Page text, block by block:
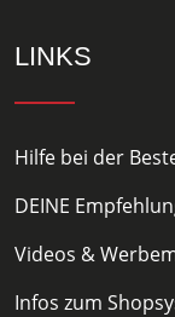
LINKS
Hilfe bei der
DEINE
Videos &
Infos zum